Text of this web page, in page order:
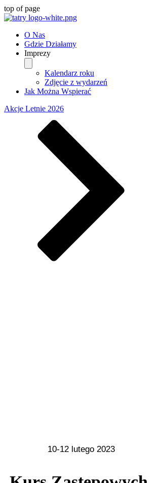
top of page
O Nas
Gdzie Działamy
Imprezy
Kalendarz roku
Zdjęcie z wydarzeń
Jak Można Wspierać
Akcje Letnie 2026
10-12 lutego 2023